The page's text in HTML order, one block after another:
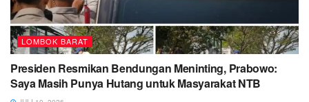
LOMBOK BARAT
Presiden Resmikan Bendungan Meninting, Prabowo:
Saya Masih Punya Hutang untuk Masyarakat NTB